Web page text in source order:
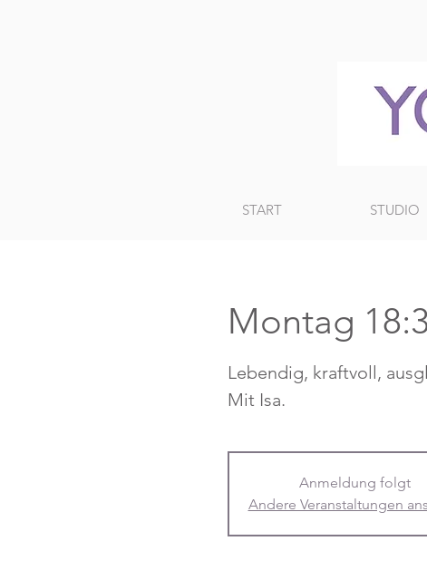
START STUDIO
Montag
Lebendig, kraftvoll,
Mit Isa.
Anmeldung folgt
Andere Veranstaltungen